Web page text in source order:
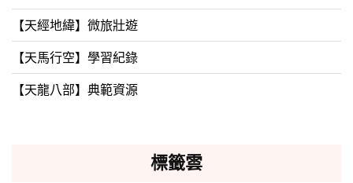
【天經地緯】微旅壯遊
【天馬行空】學習紀錄
【天龍八部】典範資源
標籤雲